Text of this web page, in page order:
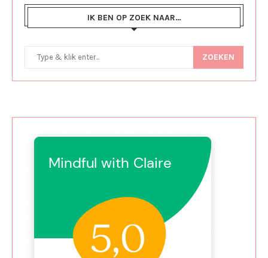
IK BEN OP ZOEK NAAR…
ZOEKEN